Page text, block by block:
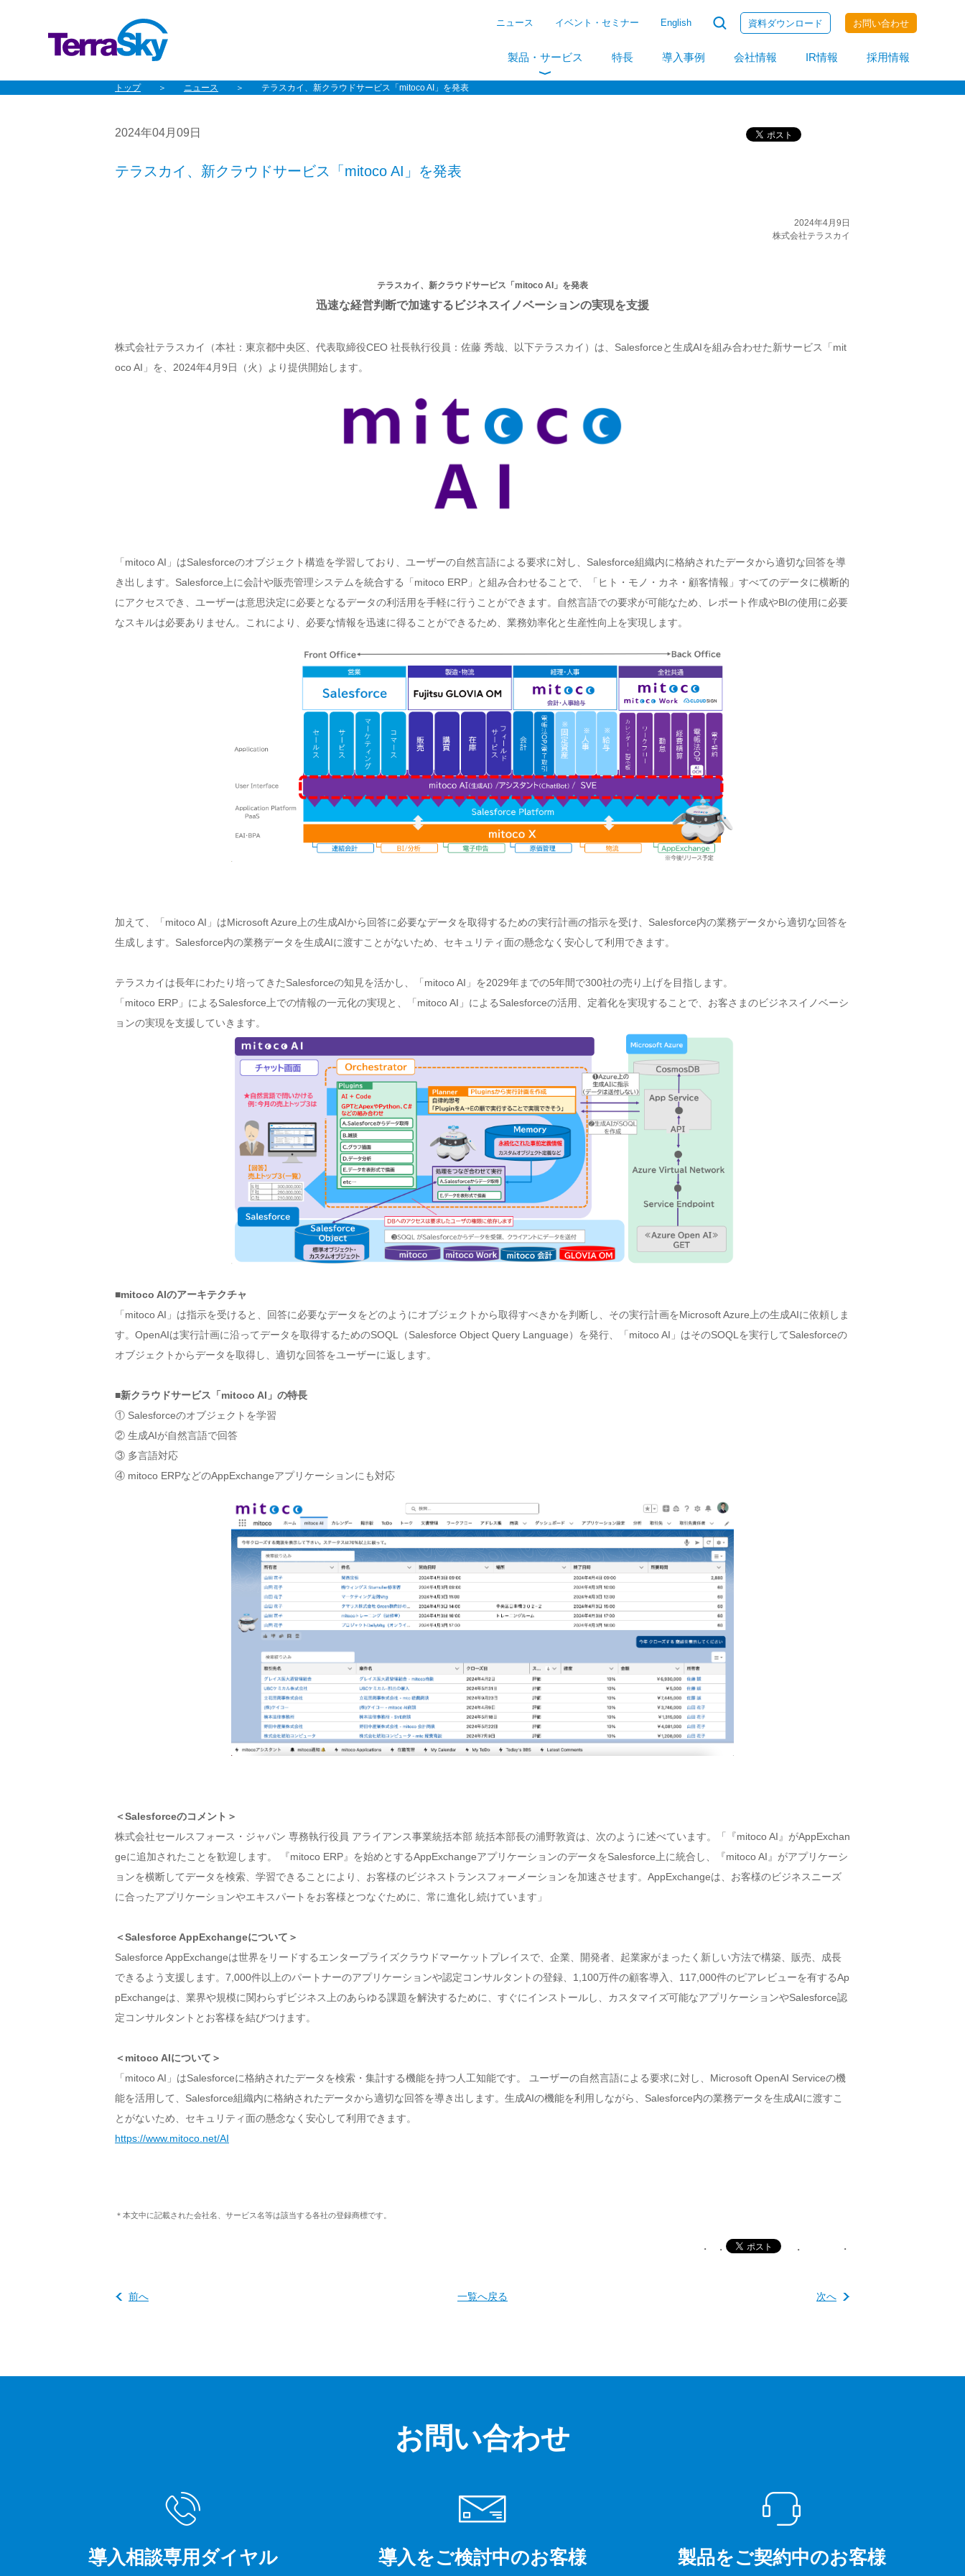
ニュース イベント・セミナー English 資料ダウンロード お問い合わせ
製品・サービス 特長 導入事例 会社情報 IR情報 採用情報
invoiceAgent
トップ ニュース テラスカイ、新クラウドサービス「mitoco AI」を発表
2024年04月09日
テラスカイ、新クラウドサービス「mitoco AI」を発表
2024年4月9日
株式会社テラスカイ
テラスカイ、新クラウドサービス「mitoco AI」を発表
迅速な経営判断で加速するビジネスイノベーションの実現を支援
株式会社テラスカイ（本社：東京都中央区、代表取締役CEO 社長執行役員：佐藤 秀哉、以下テラスカイ）は、Salesforceと生成AIを組み合わせた新サービス「mit
oco AI」を、2024年4月9日（火）より提供開始します。
「mitoco AI」はSalesforceのオブジェクト構造を学習しており、ユーザーの自然言語による要求に対し、Salesforce組織内に格納されたデータから適切な回答を導
き出します。Salesforce上に会計や販売管理システムを統合する「mitoco ERP」と組み合わせることで、「ヒト・モノ・カネ・顧客情報」すべてのデータに横断的
にアクセスでき、ユーザーは意思決定に必要となるデータの利活用を手軽に行うことができます。自然言語での要求が可能なため、レポート作成やBIの使用に必要
なスキルは必要ありません。これにより、必要な情報を迅速に得ることができるため、業務効率化と生産性向上を実現します。
加えて、「mitoco AI」はMicrosoft Azure上の生成AIから回答に必要なデータを取得するための実行計画の指示を受け、Salesforce内の業務データから適切な回答を
生成します。Salesforce内の業務データを生成AIに渡すことがないため、セキュリティ面の懸念なく安心して利用できます。
テラスカイは長年にわたり培ってきたSalesforceの知見を活かし、「mitoco AI」を2029年までの5年間で300社の売り上げを目指します。
「mitoco ERP」によるSalesforce上での情報の一元化の実現と、「mitoco AI」によるSalesforceの活用、定着化を実現することで、お客さまのビジネスイノベーシ
ョンの実現を支援していきます。
■mitoco AIのアーキテクチャ
「mitoco AI」は指示を受けると、回答に必要なデータをどのようにオブジェクトから取得すべきかを判断し、その実行計画をMicrosoft Azure上の生成AIに依頼しま
す。OpenAIは実行計画に沿ってデータを取得するためのSOQL（Salesforce Object Query Language）を発行、「mitoco AI」はそのSOQLを実行してSalesforceの
オブジェクトからデータを取得し、適切な回答をユーザーに返します。
■新クラウドサービス「mitoco AI」の特長
① Salesforceのオブジェクトを学習
② 生成AIが自然言語で回答
③ 多言語対応
④ mitoco ERPなどのAppExchangeアプリケーションにも対応
＜Salesforceのコメント＞
株式会社セールスフォース・ジャパン 専務執行役員 アライアンス事業統括本部 統括本部長の浦野敦資は、次のように述べています。「『mitoco AI』がAppExchan
geに追加されたことを歓迎します。 『mitoco ERP』を始めとするAppExchangeアプリケーションのデータをSalesforce上に統合し、『mitoco AI』がアプリケーシ
ョンを横断してデータを検索、学習できることにより、お客様のビジネストランスフォーメーションを加速させます。AppExchangeは、お客様のビジネスニーズ
に合ったアプリケーションやエキスパートをお客様とつなぐために、常に進化し続けています」
＜Salesforce AppExchangeについて＞
Salesforce AppExchangeは世界をリードするエンタープライズクラウドマーケットプレイスで、企業、開発者、起業家がまったく新しい方法で構築、販売、成長
できるよう支援します。7,000件以上のパートナーのアプリケーションや認定コンサルタントの登録、1,100万件の顧客導入、117,000件のピアレビューを有するAp
pExchangeは、業界や規模に関わらずビジネス上のあらゆる課題を解決するために、すぐにインストールし、カスタマイズ可能なアプリケーションやSalesforce認
定コンサルタントとお客様を結びつけます。
＜mitoco AIについて＞
「mitoco AI」はSalesforceに格納されたデータを検索・集計する機能を持つ人工知能です。 ユーザーの自然言語による要求に対し、Microsoft OpenAI Serviceの機
能を活用して、Salesforce組織内に格納されたデータから適切な回答を導き出します。生成AIの機能を利用しながら、Salesforce内の業務データを生成AIに渡すこ
とがないため、セキュリティ面の懸念なく安心して利用できます。
https://www.mitoco.net/AI
＊本文中に記載された会社名、サービス名等は該当する各社の登録商標です。
前へ 一覧へ戻る 次へ
お問い合わせ
導入相談専用ダイヤル 導入をご検討中のお客様 製品をご契約中のお客様